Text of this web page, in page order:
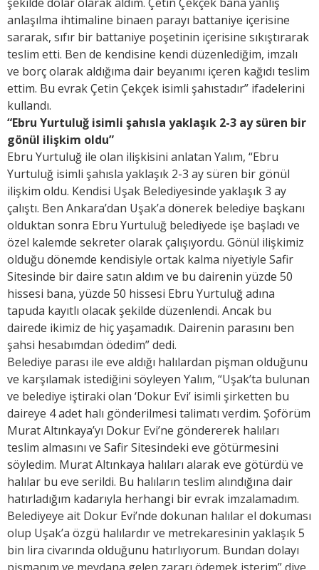
anlaşılma ihtimaline binaen parayı battaniye içerisine
sararak, sıfır bir battaniye poşetinin içerisine sıkıştırarak
teslim etti. Ben de kendisine kendi düzenlediğim, imzalı
ve borç olarak aldığıma dair beyanımı içeren kağıdı teslim
ettim. Bu evrak Çetin Çekçek isimli şahıstadır” ifadelerini
kullandı.
“Ebru Yurtuluğ isimli şahısla yaklaşık 2-3 ay süren bir
gönül ilişkim oldu”
Ebru Yurtuluğ ile olan ilişkisini anlatan Yalım, “Ebru
Yurtuluğ isimli şahısla yaklaşık 2-3 ay süren bir gönül
ilişkim oldu. Kendisi Uşak Belediyesinde yaklaşık 3 ay
çalıştı. Ben Ankara’dan Uşak’a dönerek belediye başkanı
olduktan sonra Ebru Yurtuluğ belediyede işe başladı ve
özel kalemde sekreter olarak çalışıyordu. Gönül ilişkimiz
olduğu dönemde kendisiyle ortak kalma niyetiyle Safir
Sitesinde bir daire satın aldım ve bu dairenin yüzde 50
hissesi bana, yüzde 50 hissesi Ebru Yurtuluğ adına
tapuda kayıtlı olacak şekilde düzenlendi. Ancak bu
dairede ikimiz de hiç yaşamadık. Dairenin parasını ben
şahsi hesabımdan ödedim” dedi.
Belediye parası ile eve aldığı halılardan pişman olduğunu
ve karşılamak istediğini söyleyen Yalım, “Uşak’ta bulunan
ve belediye iştiraki olan ‘Dokur Evi’ isimli şirketten bu
daireye 4 adet halı gönderilmesi talimatı verdim. Şoförüm
Murat Altınkaya’yı Dokur Evi’ne göndererek halıları
teslim almasını ve Safir Sitesindeki eve götürmesini
söyledim. Murat Altınkaya halıları alarak eve götürdü ve
halılar bu eve serildi. Bu halıların teslim alındığına dair
hatırladığım kadarıyla herhangi bir evrak imzalamadım.
Belediyeye ait Dokur Evi’nde dokunan halılar el dokuması
olup Uşak’a özgü halılardır ve metrekaresinin yaklaşık 5
bin lira civarında olduğunu hatırlıyorum. Bundan dolayı
pişmanım ve meydana gelen zararı ödemek isterim” diye